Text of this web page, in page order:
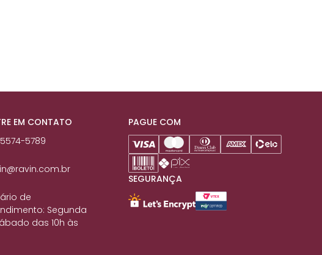
EM CONTATO
5574-5789
de
Segunda
das 10h às
PAGUE COM
SEGURANÇA